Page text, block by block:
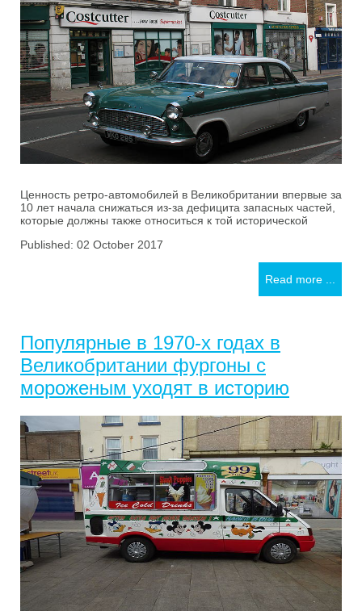
Ценность ретро-автомобилей в Великобритании впервые за
10 лет начала снижаться из-за дефицита запасных частей,
которые должны также относиться к той исторической
Published: 02 October 2017
Read more ...
Популярные в 1970-х годах в
Великобритании фургоны с
мороженым уходят в историю